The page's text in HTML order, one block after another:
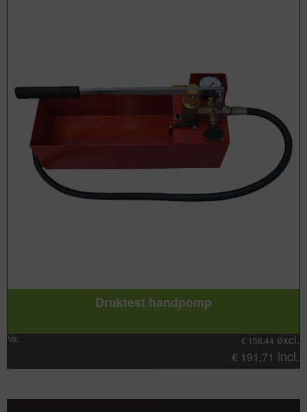
Druktest handpomp
Va: € 158,44 excl.
€ 191,71 incl.